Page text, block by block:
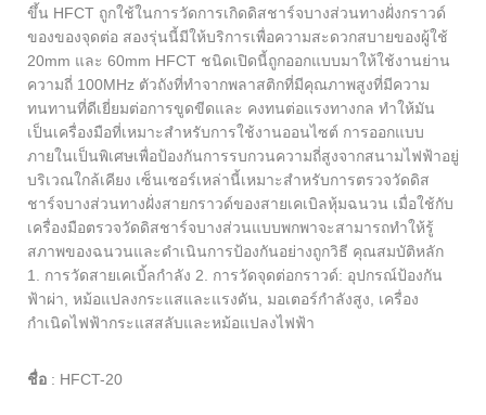
ขึ้น HFCT ถูกใช้ในการวัดการเกิดดิสชาร์จบางส่วนทางฝั่งกราวด์
ของของจุดต่อ สองรุ่นนี้มีให้บริการเพื่อความสะดวกสบายของผู้ใช้
20mm และ 60mm HFCT ชนิดเปิดนี้ถูกออกแบบมาให้ใช้งานย่าน
ความถี่ 100MHz ตัวถังที่ทำจากพลาสติกที่มีคุณภาพสูงที่มีความ
ทนทานที่ดีเยี่ยมต่อการขูดขีดและ คงทนต่อแรงทางกล ทำให้มัน
เป็นเครื่องมือที่เหมาะสำหรับการใช้งานออนไซต์ การออกแบบ
ภายในเป็นพิเศษเพื่อป้องกันการรบกวนความถี่สูงจากสนามไฟฟ้าอยู่
บริเวณใกล้เคียง เซ็นเซอร์เหล่านี้เหมาะสำหรับการตรวจวัดดิส
ชาร์จบางส่วนทางฝั่งสายกราวด์ของสายเคเบิลหุ้มฉนวน เมื่อใช้กับ
เครื่องมือตรวจวัดดิสชาร์จบางส่วนแบบพกพาจะสามารถทำให้รู้
สภาพของฉนวนและดำเนินการป้องกันอย่างถูกวิธี คุณสมบัติหลัก
1. การวัดสายเคเบิ้ลกำลัง 2. การวัดจุดต่อกราวด์: อุปกรณ์ป้องกัน
ฟ้าผ่า, หม้อแปลงกระแสและแรงดัน, มอเตอร์กำลังสูง, เครื่อง
กำเนิดไฟฟ้ากระแสสลับและหม้อแปลงไฟฟ้า
ชื่อ : HFCT-20